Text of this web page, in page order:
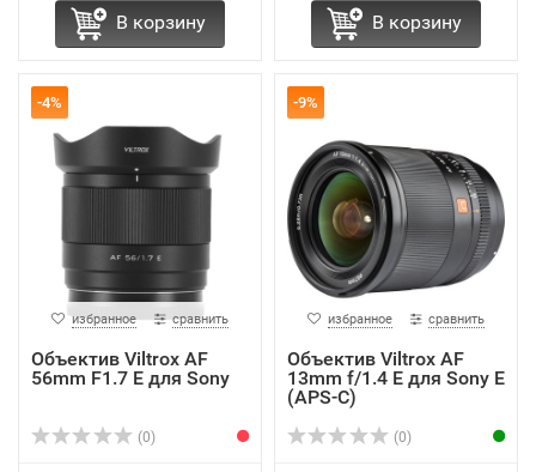
В корзину В корзину
-4%
избранное сравнить
Объектив Viltrox AF
56mm F1.7 E для Sony
(0)
-9%
избранное сравнить
Объектив Viltrox AF
13mm f/1.4 E для Sony E
(APS-C)
(0)